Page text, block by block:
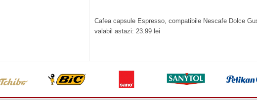
Cafea capsule Espresso, compatibile Nescafe Dolce
valabil astazi: 23.99 lei